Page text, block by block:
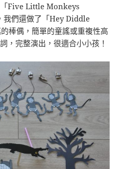
Five Little Monkeys
們還做了「Hey Diddle
棒偶，簡單的童謠或重複性高
，完整演出，很適合小小孩！